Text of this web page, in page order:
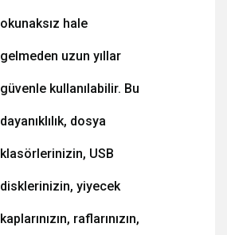
okunaksız hale
gelmeden uzun yıllar
güvenle kullanılabilir. Bu
dayanıklılık, dosya
klasörlerinizin, USB
disklerinizin, yiyecek
kaplarınızın, raflarınızın,